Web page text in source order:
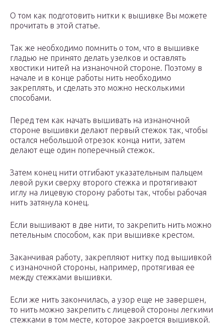
О том как подготовить нитки к вышивке Вы можете
прочитать в этой статье.
Так же необходимо помнить о том, что в вышивке
гладью не принято делать узелков и оставлять
хвостики нитей на изнаночной стороне. Поэтому в
начале и в конце работы нить необходимо
закреплять, и сделать это можно несколькими
способами.
Перед тем как начать вышивать на изнаночной
стороне вышивки делают первый стежок так, чтобы
остался небольшой отрезок конца нити, затем
делают еще один поперечный стежок.
Затем конец нити отгибают указательным пальцем
левой руки сверху второго стежка и протягивают
иглу на лицевую сторону работы так, чтобы рабочая
нить затянула конец.
Если вышивают в две нити, то закрепить нить можно
петельным способом, как при вышивке крестом.
Заканчивая работу, закрепляют нитку под вышивкой
с изнаночной стороны, например, протягивая ее
между стежками вышивки.
Если же нить закончилась, а узор еще не завершен,
то нить можно закрепить с лицевой стороны легкими
стежками в том месте, которое закроется вышивкой.